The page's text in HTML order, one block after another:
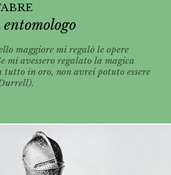
maggiore mi regalò le opere
mi avessero regalato la magica
in oro, non avrei potuto essere